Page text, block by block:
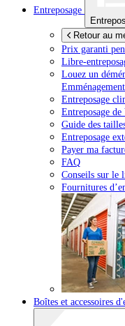
Entreposage
Retour au
Prix garanti
Libre-
Louez un
Entreposage
Entreposage
Guide des
Entreposage
Payer ma
FAQ
Conseils sur le
Fournitures
Boîtes et accessoires